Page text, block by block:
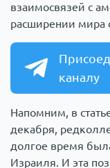
взаимосвязей с
расширении
каналу
Напомним, в
декабря,
долгое время
Израиля. И эта